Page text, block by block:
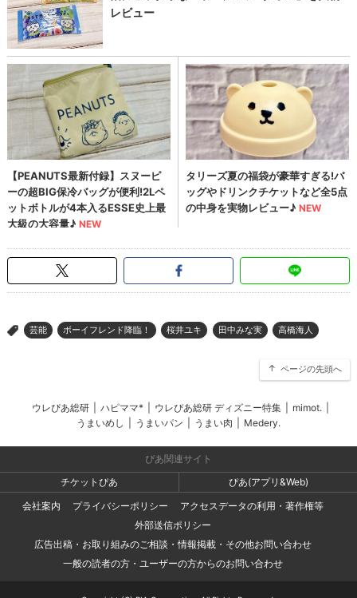
> 芸能 ボーイフレンド降臨！ 桜井ユキ 田中みな実 高橋海人
ページの先頭へ
ウレぴあ総研 ハピママ* ウレぴあ総研 ディズニー特集 mimot.
うまいめし
うまいパン うまい肉 Medery.
ぴあ関連サイト
チケットぴあ
ぴあ(アプリ&Web)
会社案内
プライバシーポリシー
アクセスデータの利用・著作権等
外部送信ポリシー
広告出稿・お取り組みのご相談・情報掲載・その他お問い合わせ
一般の読者の方・ユーザーの方からのお問い合わせ